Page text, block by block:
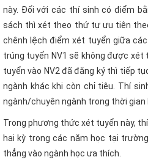
này. Đối với các thí sinh có điểm
sách thì xét theo thứ tự ưu tiên
chênh lệch điểm xét tuyển giữa
trúng tuyển NV1 sẽ không được xét
tuyển vào NV2 đã đăng ký thì tiếp
ngành khác khi còn chỉ tiêu. Thí
ngành/chuyên ngành trong thời gian
Trong phương thức xét tuyển này,
hai kỳ trong các năm học tại
thẳng vào ngành học ưa thích.